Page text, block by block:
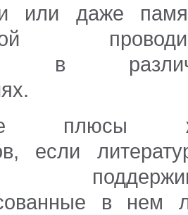
или даже
в
плюсы
если
в нем